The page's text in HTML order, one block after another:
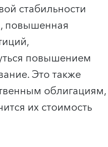
стабильности
повышенная
повышением
Это также
облигациям,
их стоимость